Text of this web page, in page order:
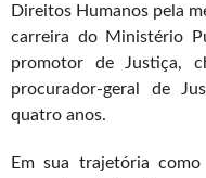
Direitos Humanos pela
carreira do Ministério
promotor de Justiça,
procurador-geral de
quatro anos.
Em sua trajetória